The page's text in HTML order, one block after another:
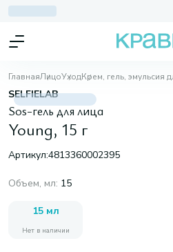
ГлавнаяЛицоУходКрем, гель, эмульсия
SELFIELAB
Sos-гель для лица
Young, 15 г
Артикул:4813360002395
Объем, мл: 15
15 мл
Нет в наличии